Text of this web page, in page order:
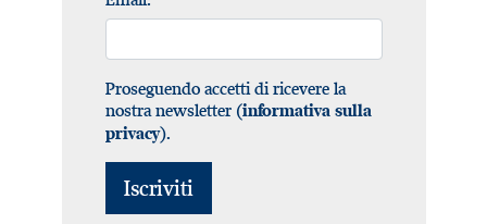
Proseguendo accetti di ricevere la
nostra newsletter (informativa sulla
privacy).